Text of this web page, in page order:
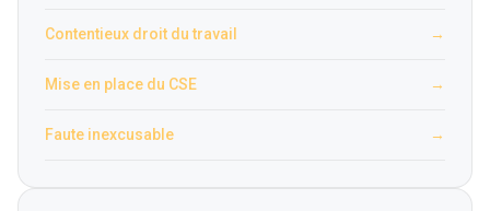
Contentieux droit du travail →
Mise en place du CSE →
Faute inexcusable →